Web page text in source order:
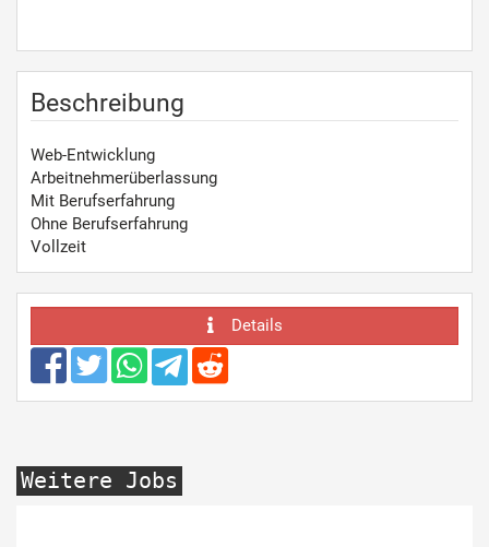
Beschreibung
Web-Entwicklung
Arbeitnehmerüberlassung
Mit Berufserfahrung
Ohne Berufserfahrung
Vollzeit
Details
Weitere Jobs